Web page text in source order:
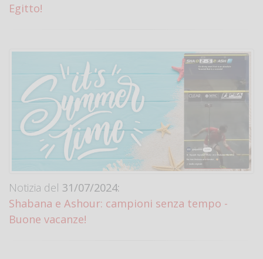
Egitto!
Notizia del 31/07/2024:
Shabana e Ashour: campioni senza tempo -
Buone vacanze!